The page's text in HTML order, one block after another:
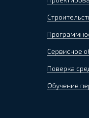
Сервисное
Поверка
Обучение